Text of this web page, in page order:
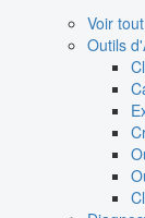
Voir
Outils